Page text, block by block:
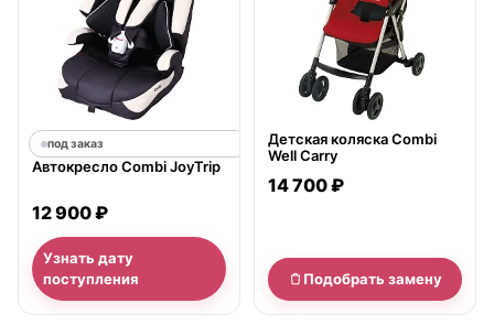
под заказ
Автокресло Combi JoyTrip
12 900 ₽
Узнать дату
поступления
Детская коляска Combi
Well Carry
14 700 ₽
Подобрать замену